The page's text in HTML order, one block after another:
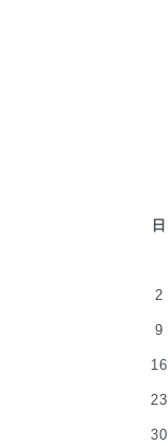
日
2
9
16
23
30